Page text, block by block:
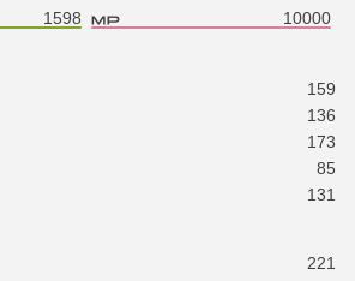
1598 10000
159
136
173
85
131
221